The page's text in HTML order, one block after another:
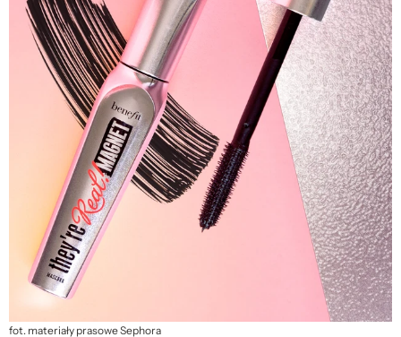
fot. materiały prasowe Sephora